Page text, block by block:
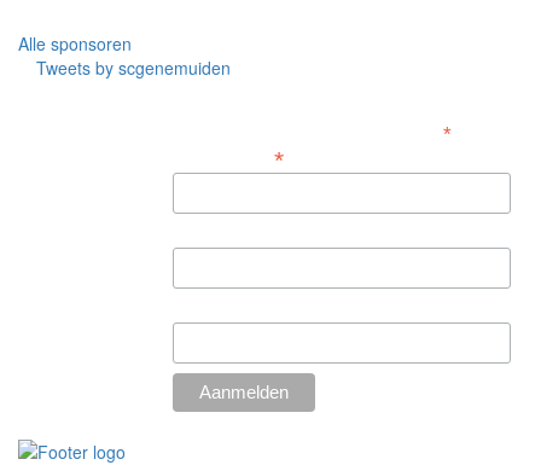
Alle sponsoren
Tweets by scgenemuiden
*Verplicht
E-mailadres*